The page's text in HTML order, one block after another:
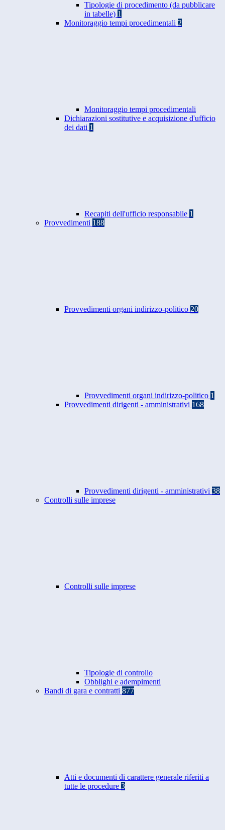
Tipologie di procedimento (da pubblicare
in tabelle) 1
Monitoraggio tempi procedimentali 2
Monitoraggio tempi procedimentali
Dichiarazioni sostitutive e acquisizione d'ufficio
dei dati 1
Recapiti dell'ufficio responsabile 1
Provvedimenti 188
Provvedimenti organi indirizzo-politico 20
Provvedimenti organi indirizzo-politico 1
Provvedimenti dirigenti - amministrativi 168
Provvedimenti dirigenti - amministrativi 38
Controlli sulle imprese
Controlli sulle imprese
Tipologie di controllo
Obblighi e adempimenti
Bandi di gara e contratti 877
Atti e documenti di carattere generale riferiti a
tutte le procedure 3